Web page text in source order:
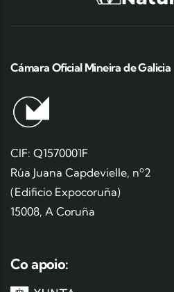
Cámara Oficial Mineira de Galicia
CIF: Q1570001F
Rúa Juana Capdevielle, nº2
(Edificio Expocoruña)
15008, A Coruña
Co apoio: